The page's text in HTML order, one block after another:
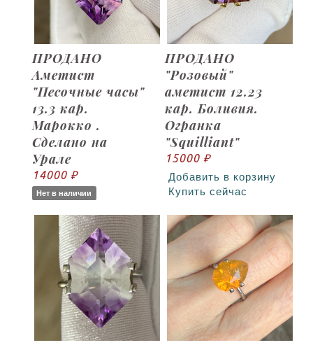
ПРОДАНО
Аметист
"Песочные часы"
13.3 кар.
Марокко .
Сделано на
Урале
14000 ₽
Нет в наличии
ПРОДАНО
"Розовый"
аметист 12.23
кар. Боливия.
Огранка
"Squilliant"
15000 ₽
Добавить в корзину
Купить сейчас